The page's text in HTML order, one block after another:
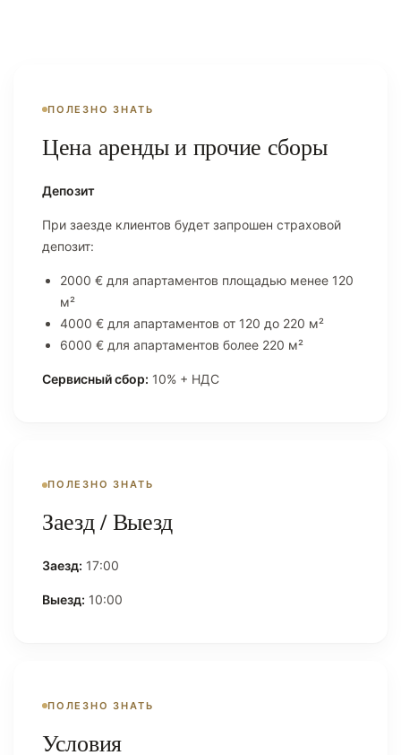
ПОЛЕЗНО ЗНАТЬ
Цена аренды и прочие сборы
Депозит
При заезде клиентов будет запрошен страховой
депозит:
2000 € для апартаментов площадью менее 120
м²
4000 € для апартаментов от 120 до 220 м²
6000 € для апартаментов более 220 м²
Сервисный сбор: 10% + НДС
ПОЛЕЗНО ЗНАТЬ
Заезд / Выезд
Заезд: 17:00
Выезд: 10:00
ПОЛЕЗНО ЗНАТЬ
Условия